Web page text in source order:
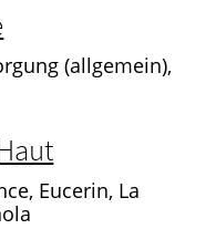
(allgemein),
Eucerin, La